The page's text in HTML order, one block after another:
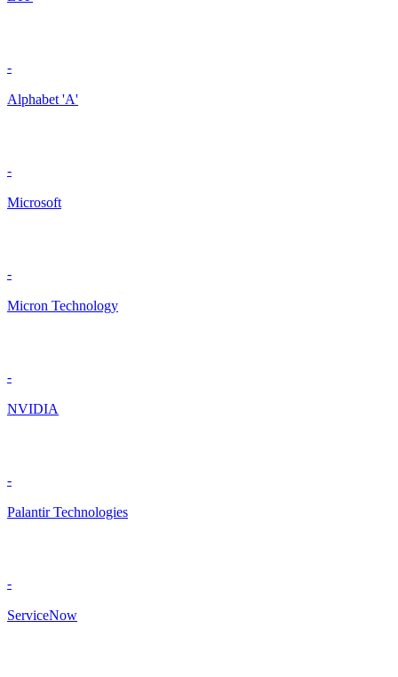
-
Alphabet 'A'
-
Microsoft
-
Micron Technology
-
NVIDIA
-
Palantir Technologies
-
ServiceNow